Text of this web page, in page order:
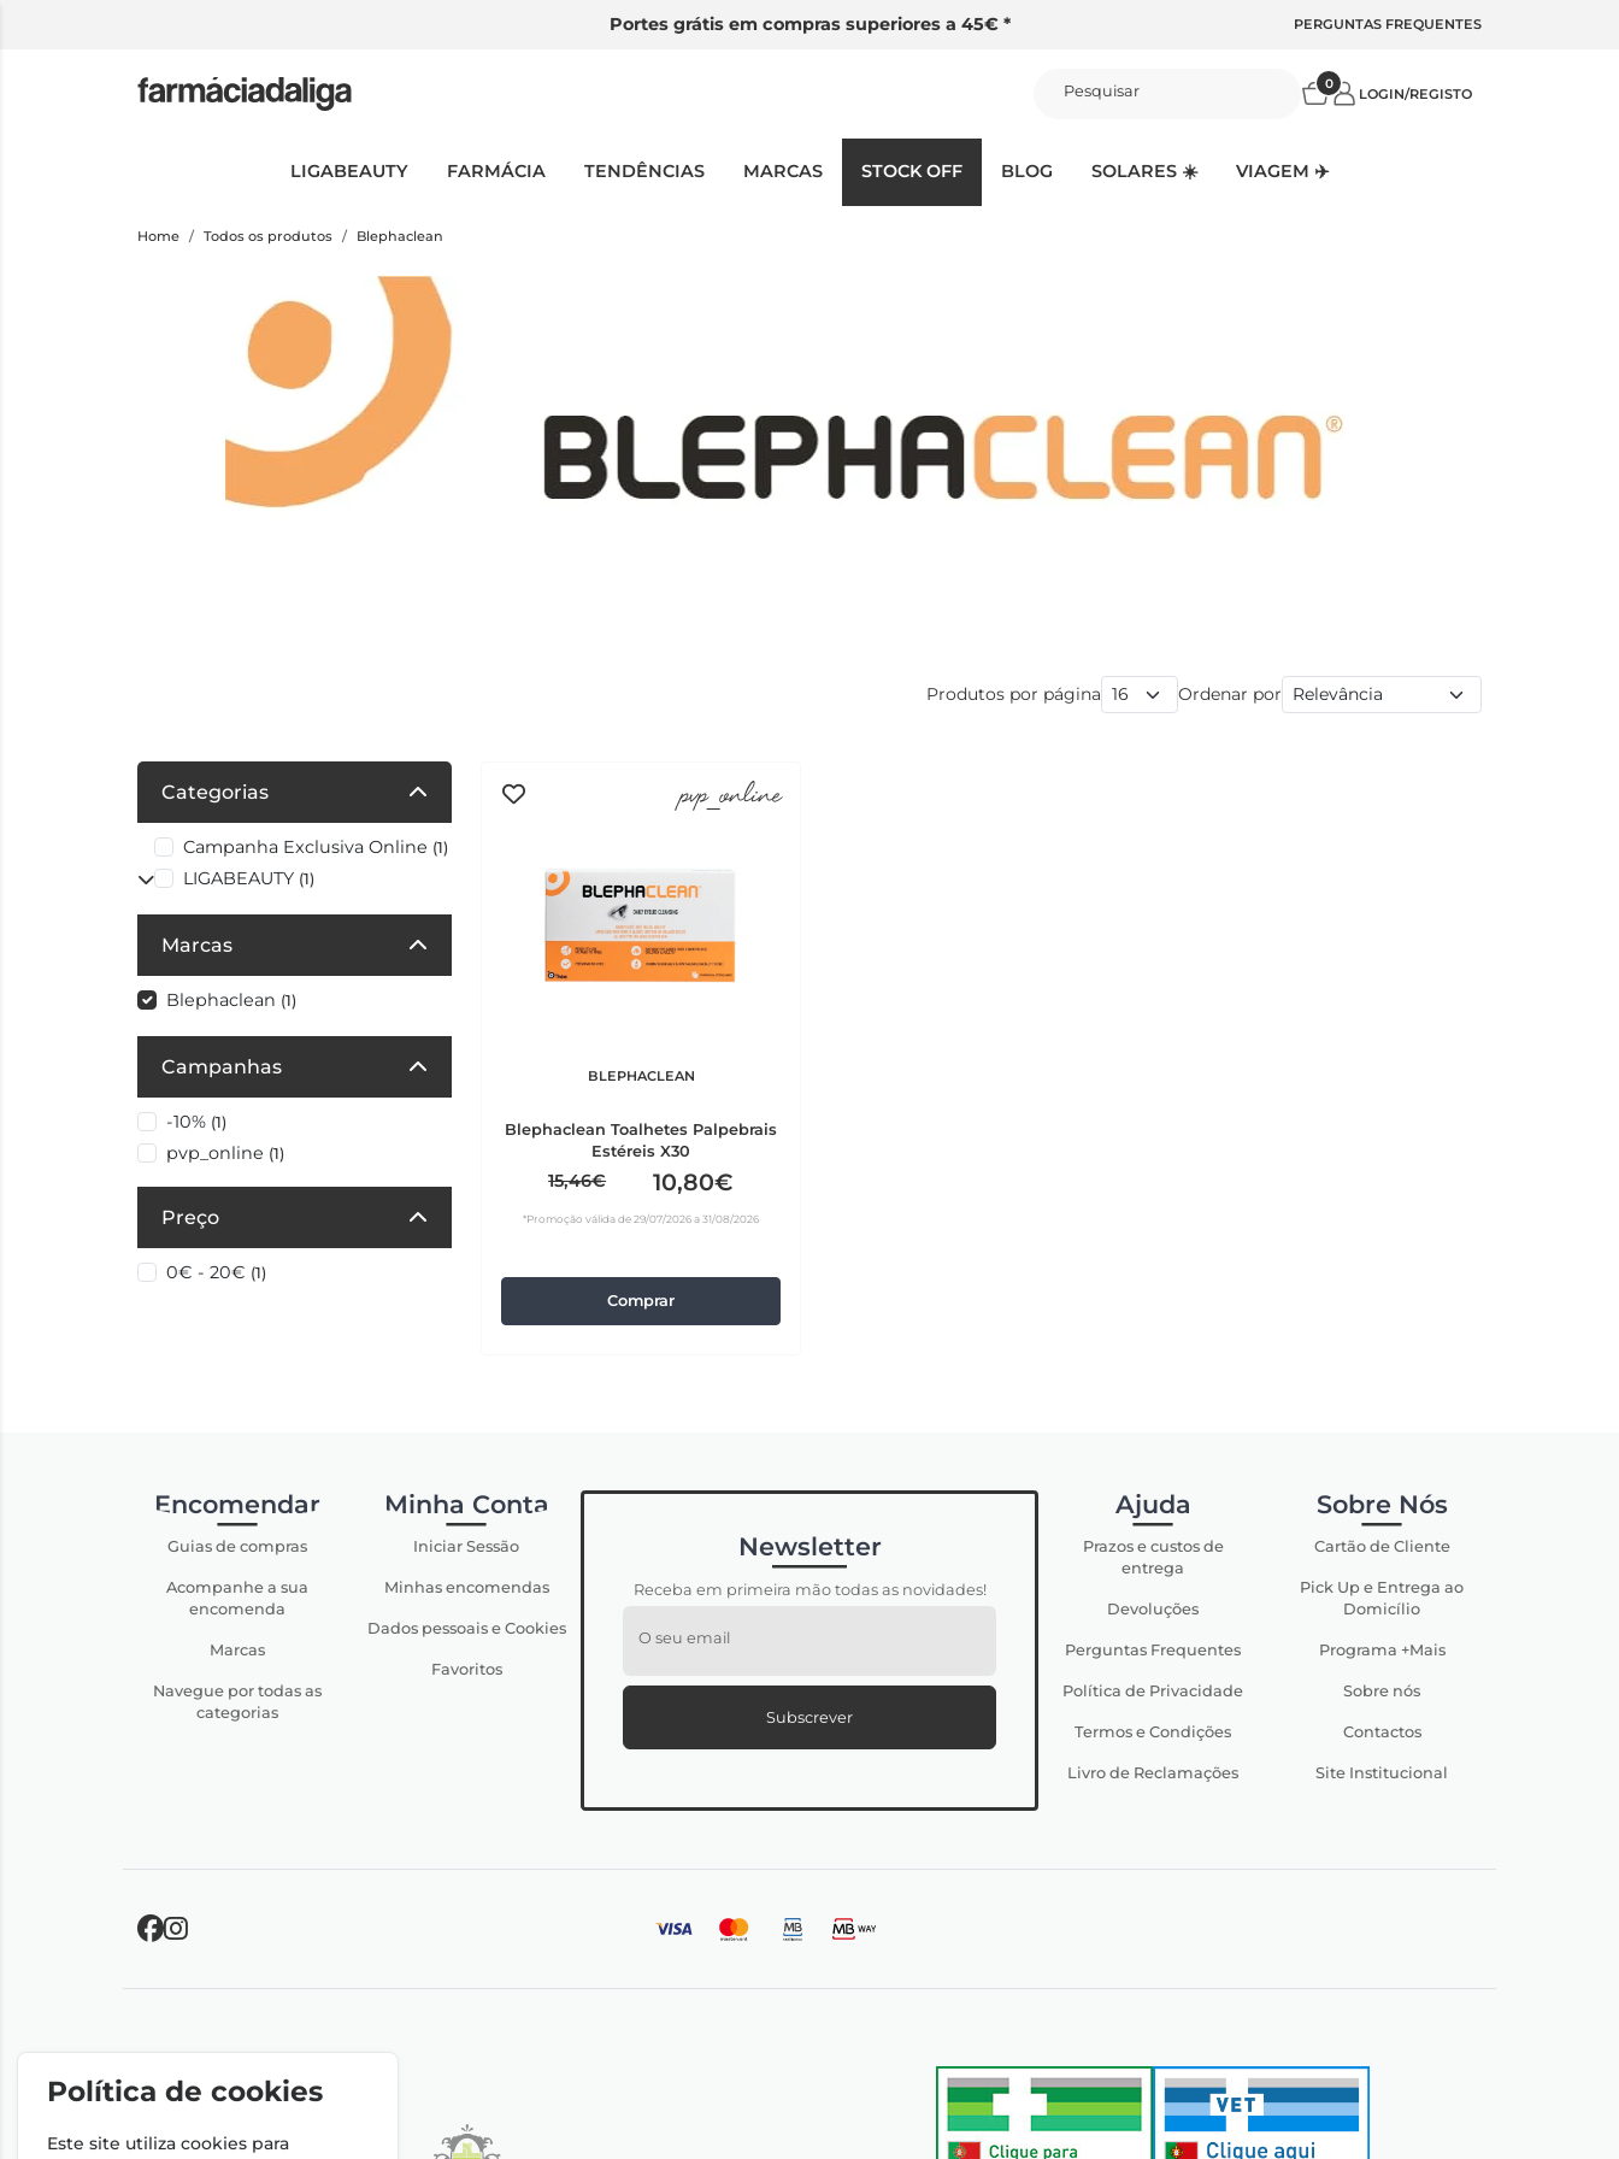
Portes grátis em compras superiores a 45€ * PERGUNTAS FREQUENTES
Pesquisar 0
LOGIN/REGISTO
LIGABEAUTY FARMÁCIA TENDÊNCIAS MARCAS STOCK OFF BLOG SOLARES ☀️ VIAGEM ✈️
Home Todos os produtos Blephaclean
Produtos por página Ordenar por
Categorias
Campanha Exclusiva Online (1)
LIGABEAUTY (1)
Marcas
Blephaclean (1)
Campanhas
-10% (1)
pvp_online (1)
Preço
0€ - 20€ (1)
pvp_online
BLEPHACLEAN
Blephaclean Toalhetes Palpebrais
Estéreis X30
15,46€ 10,80€
*Promoção válida de 29/07/2026 a 31/08/2026
Comprar
Encomendar
Guias de compras
Acompanhe a sua
encomenda
Marcas
Navegue por todas as
categorias
Minha Conta
Iniciar Sessão
Minhas encomendas
Dados pessoais e Cookies
Favoritos
Newsletter
Receba em primeira mão todas as novidades!
O seu email
Subscrever
Ajuda
Prazos e custos de
entrega
Devoluções
Perguntas Frequentes
Política de Privacidade
Termos e Condições
Livro de Reclamações
Sobre Nós
Cartão de Cliente
Pick Up e Entrega ao
Domicílio
Programa +Mais
Sobre nós
Contactos
Site Institucional
Política de cookies
Este site utiliza cookies para